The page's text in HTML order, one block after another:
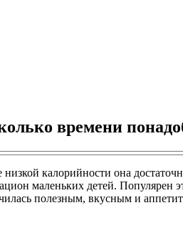
времени
калорийности она
маленьких детей. Популярен
полезным, вкусным и